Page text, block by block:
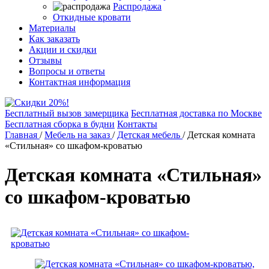
Распродажа
Откидные кровати
Материалы
Как заказать
Акции и скидки
Отзывы
Вопросы и ответы
Контактная информация
Бесплатный вызов замерщика Бесплатная доставка по Москве
Бесплатная сборка в будни Контакты
Главная /Мебель на заказ / Детская мебель / Детская комната
«Стильная» со шкафом-кроватью
Детская комната «Стильная»
со шкафом-кроватью